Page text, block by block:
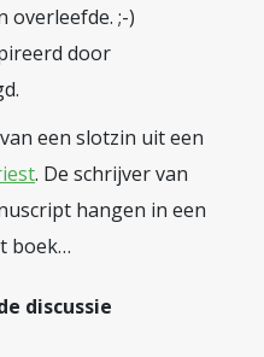
overleefde. ;-)
door
een slotzin uit een
. De schrijver van
hangen in een
boek…
discussie